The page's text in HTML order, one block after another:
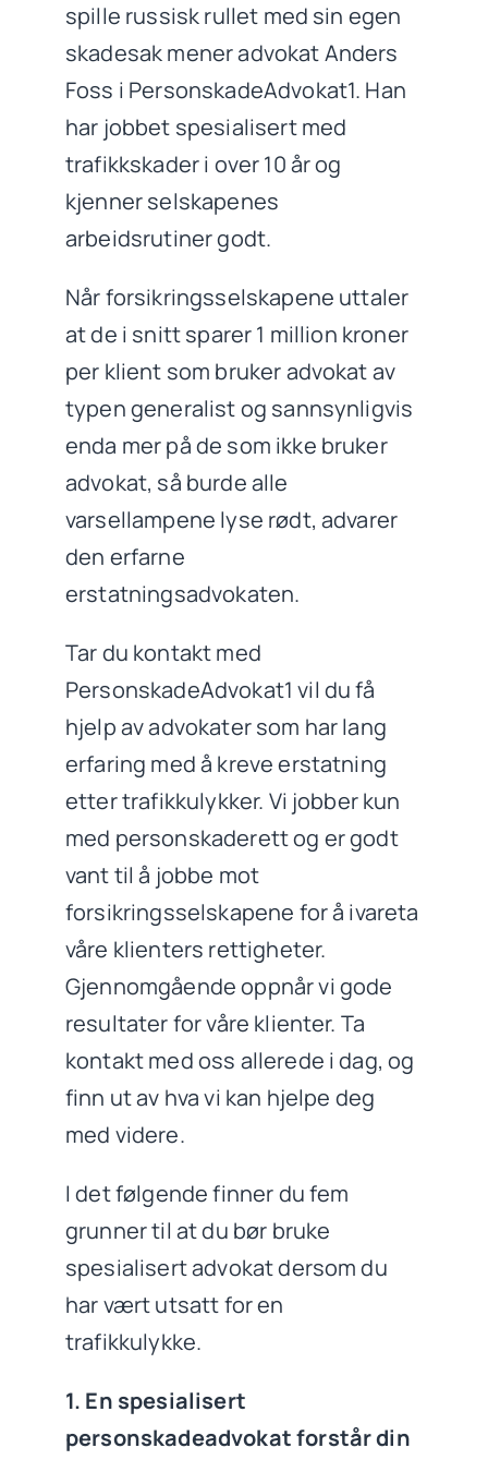
spille russisk rullet med sin egen
skadesak mener advokat Anders
Foss i PersonskadeAdvokat1. Han
har jobbet spesialisert med
trafikkskader i over 10 år og
kjenner selskapenes
arbeidsrutiner godt.
Når forsikringsselskapene uttaler
at de i snitt sparer 1 million kroner
per klient som bruker advokat av
typen generalist og sannsynligvis
enda mer på de som ikke bruker
advokat, så burde alle
varsellampene lyse rødt, advarer
den erfarne
erstatningsadvokaten.
Tar du kontakt med
PersonskadeAdvokat1 vil du få
hjelp av advokater som har lang
erfaring med å kreve erstatning
etter trafikkulykker. Vi jobber kun
med personskaderett og er godt
vant til å jobbe mot
forsikringsselskapene for å ivareta
våre klienters rettigheter.
Gjennomgående oppnår vi gode
resultater for våre klienter. Ta
kontakt med oss allerede i dag, og
finn ut av hva vi kan hjelpe deg
med videre.
I det følgende finner du fem
grunner til at du bør bruke
spesialisert advokat dersom du
har vært utsatt for en
trafikkulykke.
1. En spesialisert
personskadeadvokat forstår din